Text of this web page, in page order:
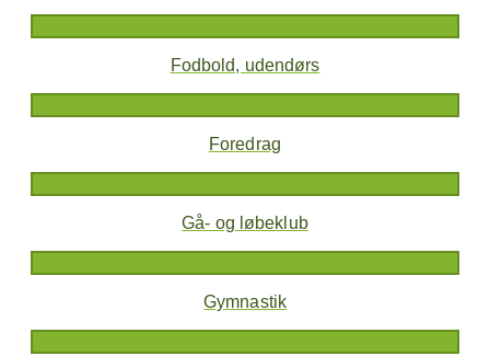
Fodbold, udendørs
Foredrag
Gå- og løbeklub
Gymnastik